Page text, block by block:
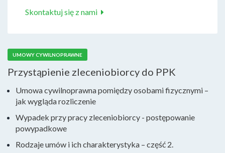
Skontaktuj się z nami
UMOWY CYWILNOPRAWNE
Przystąpienie zleceniobiorcy do PPK
Umowa cywilnoprawna pomiędzy osobami fizycznymi –
jak wygląda rozliczenie
Wypadek przy pracy zleceniobiorcy - postępowanie
powypadkowe
Rodzaje umów i ich charakterystyka – część 2.